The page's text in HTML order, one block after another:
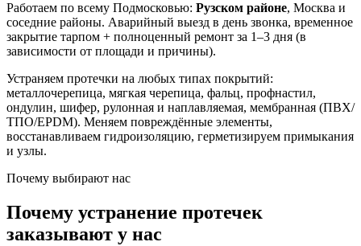
Работаем по всему Подмосковью: Рузском районе, Москва и
соседние районы. Аварийный выезд в день звонка, временное
закрытие тарпом + полноценный ремонт за 1–3 дня (в
зависимости от площади и причины).
Устраняем протечки на любых типах покрытий:
металлочерепица, мягкая черепица, фальц, профнастил,
ондулин, шифер, рулонная и наплавляемая, мембранная (ПВХ/
ТПО/EPDM). Меняем повреждённые элементы,
восстанавливаем гидроизоляцию, герметизируем примыкания
и узлы.
Почему выбирают нас
Почему устранение протечек
заказывают у нас